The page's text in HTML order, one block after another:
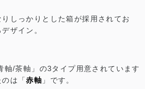
しっかりとした箱が採用されてお
ザイン。
軸/茶軸」の3タイプ用意されています
のは「赤軸 」です。